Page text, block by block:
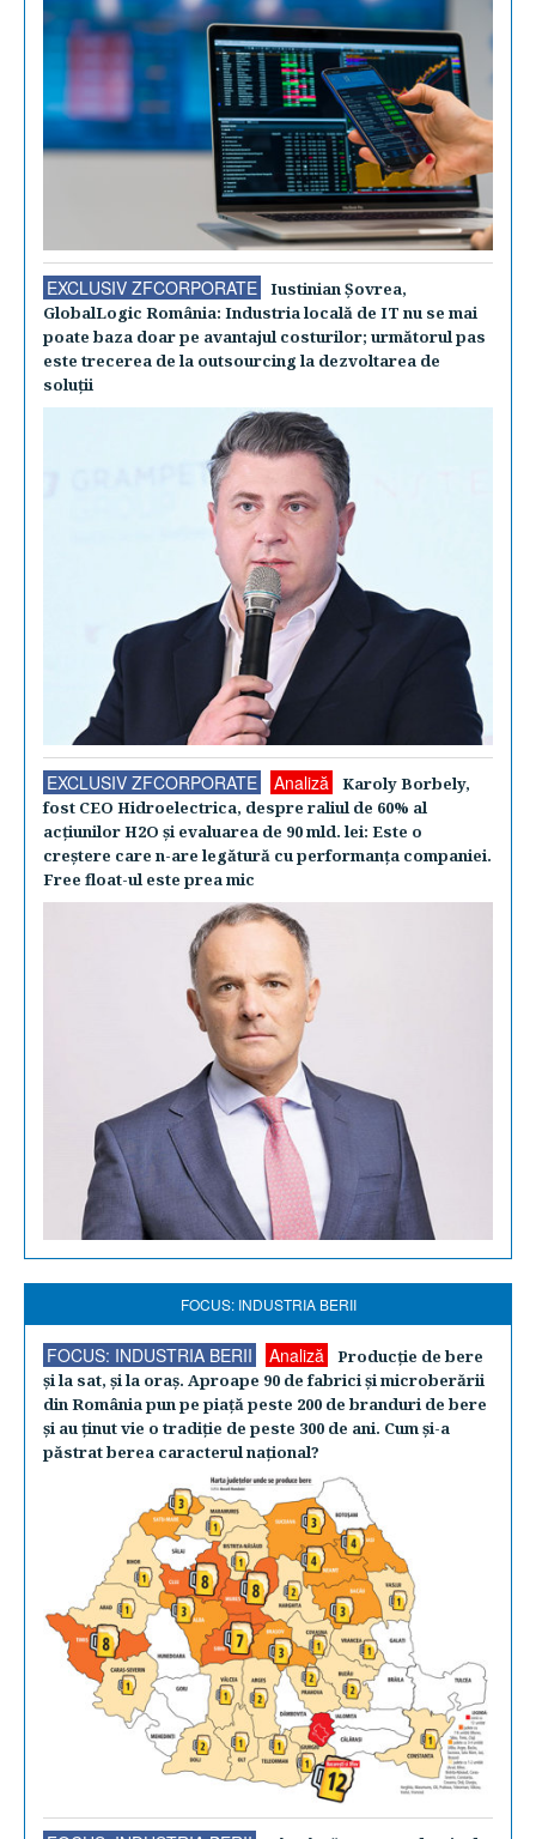
EXCLUSIV ZFCORPORATE
Iustinian Şovrea,
GlobalLogic România: Industria locală de IT nu se mai
poate baza doar pe avantajul costurilor; următorul pas
este trecerea de la outsourcing la dezvoltarea de
soluţii
EXCLUSIV ZFCORPORATE Analiză
Karoly Borbely,
fost CEO Hidroelectrica, despre raliul de 60% al
acţiunilor H2O şi evaluarea de 90 mld. lei: Este o
creştere care n-are legătură cu performanţa companiei.
Free float-ul este prea mic
FOCUS: INDUSTRIA BERII
FOCUS: INDUSTRIA BERII Analiză
Producţie de bere
şi la sat, şi la oraş. Aproape 90 de fabrici şi microberării
din România pun pe piaţă peste 200 de branduri de bere
şi au ţinut vie o tradiţie de peste 300 de ani. Cum şi-a
păstrat berea caracterul naţional?